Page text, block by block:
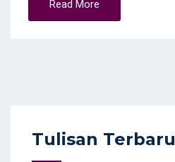
Read More
Tulisan Terbaru